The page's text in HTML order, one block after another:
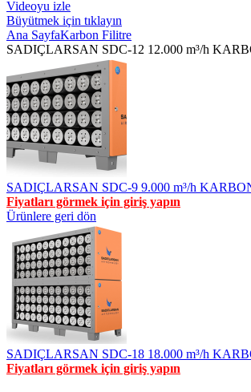
Videoyu izle
Büyütmek için tıklayın
Ana SayfaKarbon Filitre
SADIÇLARSAN SDC-12 12.000 m³/h
SADIÇLARSAN SDC-9 9.000 m³/h
Fiyatları görmek için giriş yapın
Ürünlere geri dön
SADIÇLARSAN SDC-18 18.000 m³/h
Fiyatları görmek için giriş yapın